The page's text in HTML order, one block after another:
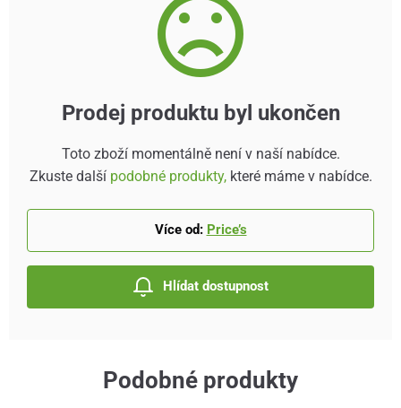
Prodej produktu byl ukončen
Toto zboží momentálně není v naší nabídce.
Zkuste další podobné produkty,které máme v nabídce.
Více od: Price’s
Hlídat dostupnost
Podobné produkty